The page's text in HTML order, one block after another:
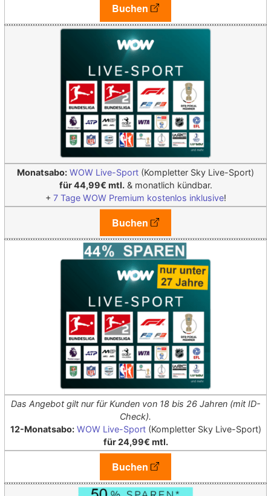
Buchen
Monatsabo: WOW Live-Sport (Kompletter Sky Live-Sport)
für 44,99€ mtl.& monatlich kündbar.
+ 7 Tage WOW Premium kostenlos inklusive!
Buchen
Das Angebot gilt nur für Kunden von 18 bis 26 Jahren (mit ID-
Check).
12-Monatsabo: WOW Live-Sport(Kompletter Sky Live-Sport)
für 24,99€ mtl.
Buchen